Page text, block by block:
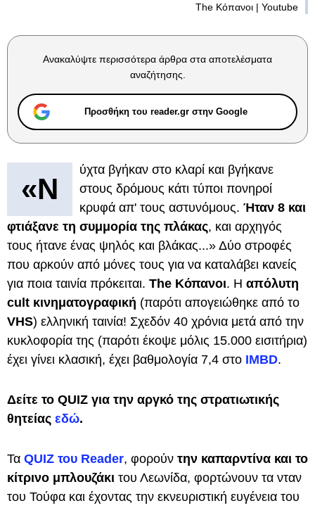
The Κόπανοι | Youtube
Ανακαλύψτε περισσότερα άρθρα στα αποτελέσματα
αναζήτησης.
Προσθήκη του reader.gr στην Google
«Ν
ύχτα βγήκαν στο κλαρί και βγήκανε
στους δρόμους κάτι τύποι πονηροί
κρυφά απ' τους αστυνόμους. Ήταν 8 και
φτιάξανε τη συμμορία της πλάκας, και αρχηγός
τους ήτανε ένας ψηλός και βλάκας...» Δύο στροφές
που αρκούν από μόνες τους για να καταλάβει κανείς
για ποια ταινία πρόκειται. The Κόπανοι. Η απόλυτη
cult κινηματογραφική (παρότι απογειώθηκε από το
VHS) ελληνική ταινία! Σχεδόν 40 χρόνια μετά από την
κυκλοφορία της (παρότι έκοψε μόλις 15.000 εισιτήρια)
έχει γίνει κλασική, έχει βαθμολογία 7,4 στο IMBD.
Δείτε το QUIZ για την αργκό της στρατιωτικής
θητείας εδώ.
Τα QUIZ του Reader, φορούν την καπαρντίνα και το
κίτρινο μπλουζάκι του Λεωνίδα, φορτώνουν τα νταν
του Τούφα και έχοντας την εκνευριστική ευγένεια του